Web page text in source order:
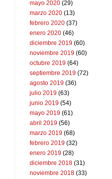
mayo 2020 (29)
marzo 2020 (13)
febrero 2020 (37)
enero 2020 (46)
diciembre 2019 (60)
noviembre 2019 (60)
octubre 2019 (64)
septiembre 2019 (72)
agosto 2019 (36)
julio 2019 (63)
junio 2019 (54)
mayo 2019 (61)
abril 2019 (56)
marzo 2019 (68)
febrero 2019 (32)
enero 2019 (28)
diciembre 2018 (31)
noviembre 2018 (33)